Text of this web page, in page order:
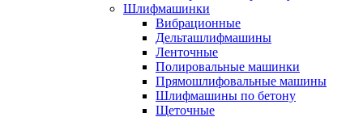
Шлифмашинки
Вибрационные
Дельташлифмашины
Ленточные
Полировальные машинки
Прямошлифовальные машины
Шлифмашины по бетону
Щеточные